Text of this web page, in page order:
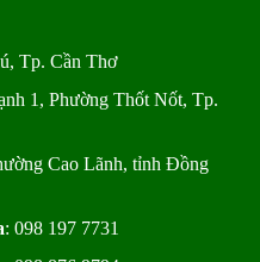
Tp. Cần Thơ
1, Phường Thốt Nốt, Tp.
Cao Lãnh, tỉnh Đồng
: 098 197 7731